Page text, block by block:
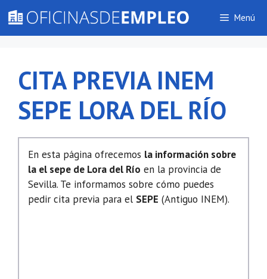
contenido
Menú
CITA PREVIA INEM
SEPE LORA DEL RÍO
En esta página ofrecemos la información sobre
la el sepe de Lora del Río en la provincia de
Sevilla. Te informamos sobre cómo puedes
pedir cita previa para el SEPE (Antiguo INEM).